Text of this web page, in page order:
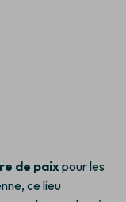
de paixpour les
ce lieu